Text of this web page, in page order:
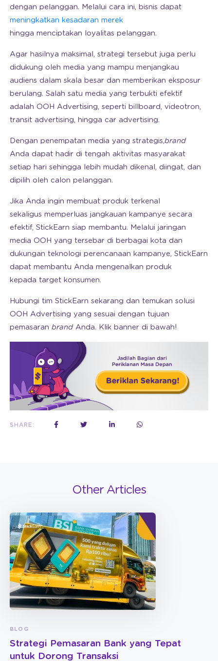
dengan pelanggan. Melalui cara ini, bisnis dapat
meningkatkan kesadaran merek
hingga menciptakan loyalitas pelanggan.
Agar hasilnya maksimal, strategi tersebut juga perlu
didukung oleh media yang mampu menjangkau
audiens dalam skala besar dan memberikan eksposur
berulang. Salah satu media yang terbukti efektif
adalah OOH Advertising, seperti billboard, videotron,
transit advertising, hingga car advertising.
Dengan penempatan media yang strategis,brand
Anda dapat hadir di tengah aktivitas masyarakat
setiap hari sehingga lebih mudah dikenal, diingat, dan
dipilih oleh calon pelanggan.
Jika Anda ingin membuat produk terkenal
sekaligus memperluas jangkauan kampanye secara
efektif, StickEarn siap membantu. Melalui jaringan
media OOH yang tersebar di berbagai kota dan
dukungan teknologi perencanaan kampanye, StickEarn
dapat membantu Anda mengenalkan produk
kepada target konsumen.
Hubungi tim StickEarn sekarang dan temukan solusi
OOH Advertising yang sesuai dengan tujuan
pemasaran brandAnda. Klik banner di bawah!
SHARE:
Other Articles
BLOG
Strategi Pemasaran Bank yang Tepat
untuk Dorong Transaksi